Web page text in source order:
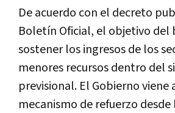
De acuerdo con el decreto
Boletín Oficial, el objetivo del
sostener los ingresos de los
menores recursos dentro del
previsional. El Gobierno viene
mecanismo de refuerzo